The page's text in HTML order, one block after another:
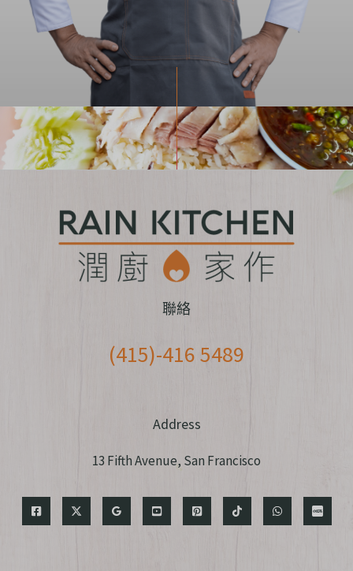
聯絡
(415)-416 5489
Address
13 Fifth Avenue, San Francisco